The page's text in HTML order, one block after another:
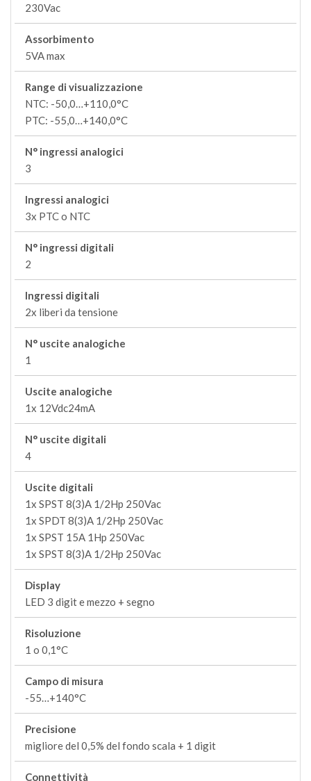
230Vac
Assorbimento
5VA max
Range di visualizzazione
NTC: -50,0…+110,0°C
PTC: -55,0…+140,0°C
N° ingressi analogici
3
Ingressi analogici
3x PTC o NTC
N° ingressi digitali
2
Ingressi digitali
2x liberi da tensione
N° uscite analogiche
1
Uscite analogiche
1x 12Vdc24mA
N° uscite digitali
4
Uscite digitali
1x SPST 8(3)A 1/2Hp 250Vac
1x SPDT 8(3)A 1/2Hp 250Vac
1x SPST 15A 1Hp 250Vac
1x SPST 8(3)A 1/2Hp 250Vac
Display
LED 3 digit e mezzo + segno
Risoluzione
1 o 0,1°C
Campo di misura
-55…+140°C
Precisione
migliore del 0,5% del fondo scala + 1 digit
Connettività